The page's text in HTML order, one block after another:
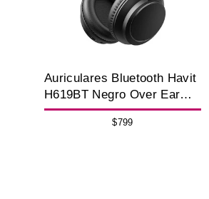
Auriculares Bluetooth Havit
H619BT Negro Over Ear
20h ENC USB-C
$799